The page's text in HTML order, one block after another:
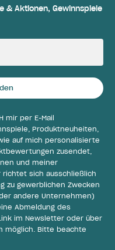
Aktionen, Gewinnspiele
mir per E-Mail
Produktneuheiten,
auf mich personalisierte
zusendet,
und meiner
richtet sich ausschließlich
zu gewerblichen Zwecken
andere Unternehmen)
Abmeldung des
im Newsletter oder über
möglich. Bitte beachte